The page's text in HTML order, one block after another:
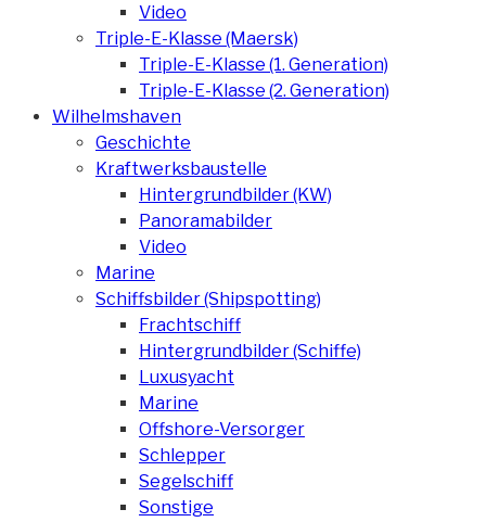
Video
Triple-E-Klasse (Maersk)
Triple-E-Klasse (1. Generation)
Triple-E-Klasse (2. Generation)
Wilhelmshaven
Geschichte
Kraftwerksbaustelle
Hintergrundbilder (KW)
Panoramabilder
Video
Marine
Schiffsbilder (Shipspotting)
Frachtschiff
Hintergrundbilder (Schiffe)
Luxusyacht
Marine
Offshore-Versorger
Schlepper
Segelschiff
Sonstige